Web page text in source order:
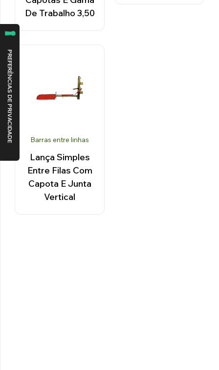
De Trabalho 3,50
Barras entre linhas
Lança Simples
Entre Filas Com
Capota E Junta
Vertical